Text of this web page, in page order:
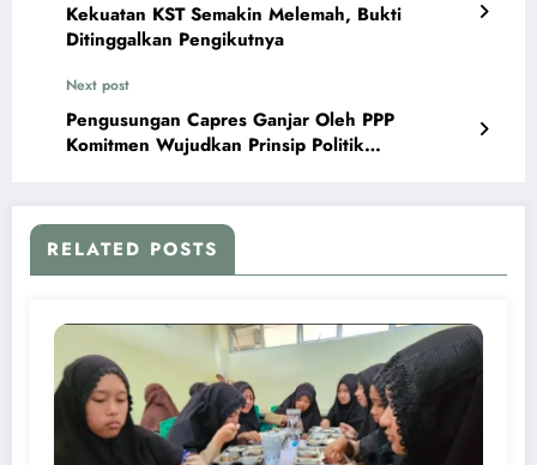
Kekuatan KST Semakin Melemah, Bukti
Ditinggalkan Pengikutnya
Next post
Pengusungan Capres Ganjar Oleh PPP
Komitmen Wujudkan Prinsip Politik
RELATED POSTS